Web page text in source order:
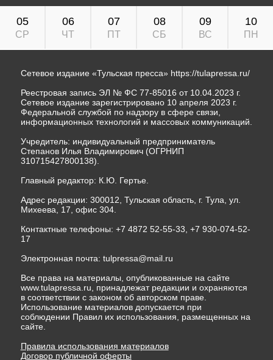
05
СР
06
ЧТ
07
ПТ
08
СБ
09
ВС
10
ПН
Сетевое издание «Тульская пресса» https://tulapressa.ru/
Реестровая запись ЭЛ № ФС 77-85016 от 10.04.2023 г.
Сетевое издание зарегистрировано 10 апреля 2023 г.
Федеральной службой по надзору в сфере связи,
информационных технологий и массовых коммуникаций.
Учредитель: индивидуальный предприниматель
Степанов Илья Владимирович (ОГРНИП
310715427800138).
Главный редактор: К.Ю. Гертье.
Адрес редакции: 300012, Тульская область, г. Тула, ул.
Михеева, 17, офис 304.
Контактные телефоны: +7 4872 52-55-33, +7 930-074-52-
17
Электронная почта: tulpressa@mail.ru
Все права на материалы, опубликованные на сайте
www.tulapressa.ru, принадлежат редакции и охраняются
в соответствии с законом об авторском праве.
Использование материалов допускается при
соблюдении Правил их использования, размещенных на
сайте.
Правила использования материалов
Договор публичной оферты